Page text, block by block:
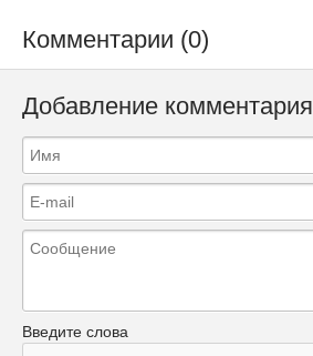
Комментарии (0)
Добавление комментария
Введите слова